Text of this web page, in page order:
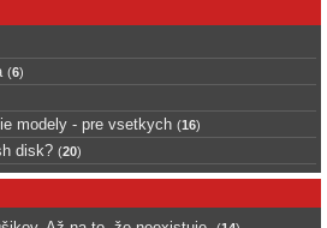
(6)
modely - pre vsetkych (16)
disk? (20)